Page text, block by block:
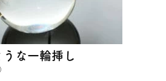
な一輪挿し